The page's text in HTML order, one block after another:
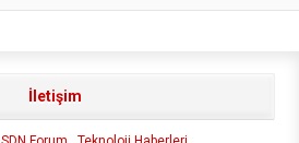
İletişim